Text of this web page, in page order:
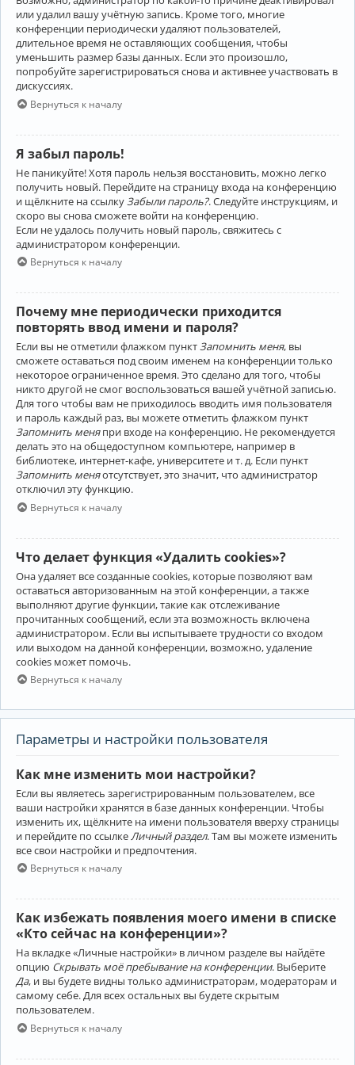
или удалил вашу учётную запись. Кроме того, многие
конференции периодически удаляют пользователей,
длительное время не оставляющих сообщения, чтобы
уменьшить размер базы данных. Если это произошло,
попробуйте зарегистрироваться снова и активнее участвовать в
дискуссиях.
Вернуться к началу
Я забыл пароль!
Не паникуйте! Хотя пароль нельзя восстановить, можно легко
получить новый. Перейдите на страницу входа на конференцию
и щёлкните на ссылку Забыли пароль?. Следуйте инструкциям, и
скоро вы снова сможете войти на конференцию.
Если не удалось получить новый пароль, свяжитесь с
администратором конференции.
Вернуться к началу
Почему мне периодически приходится
повторять ввод имени и пароля?
Если вы не отметили флажком пунктЗапомнить меня, вы
сможете оставаться под своим именем на конференции только
некоторое ограниченное время. Это сделано для того, чтобы
никто другой не смог воспользоваться вашей учётной записью.
Для того чтобы вам не приходилось вводить имя пользователя
и пароль каждый раз, вы можете отметить флажком пункт
Запомнить меняпри входе на конференцию. Не рекомендуется
делать это на общедоступном компьютере, например в
библиотеке, интернет-кафе, университете и т. д. Если пункт
Запомнить меняотсутствует, это значит, что администратор
отключил эту функцию.
Вернуться к началу
Что делает функция «Удалить cookies»?
Она удаляет все созданные cookies, которые позволяют вам
оставаться авторизованным на этой конференции, а также
выполняют другие функции, такие как отслеживание
прочитанных сообщений, если эта возможность включена
администратором. Если вы испытываете трудности со входом
или выходом на данной конференции, возможно, удаление
cookies может помочь.
Вернуться к началу
Параметры и настройки пользователя
Как мне изменить мои настройки?
Если вы являетесь зарегистрированным пользователем, все
ваши настройки хранятся в базе данных конференции. Чтобы
изменить их, щёлкните на имени пользователя вверху страницы
и перейдите по ссылке Личный раздел. Там вы можете изменить
все свои настройки и предпочтения.
Вернуться к началу
Как избежать появления моего имени в списке
«Кто сейчас на конференции»?
На вкладке «Личные настройки» в личном разделе вы найдёте
опцию Скрывать моё пребывание на конференции. Выберите
Да, и вы будете видны только администраторам, модераторам и
самому себе. Для всех остальных вы будете скрытым
пользователем.
Вернуться к началу